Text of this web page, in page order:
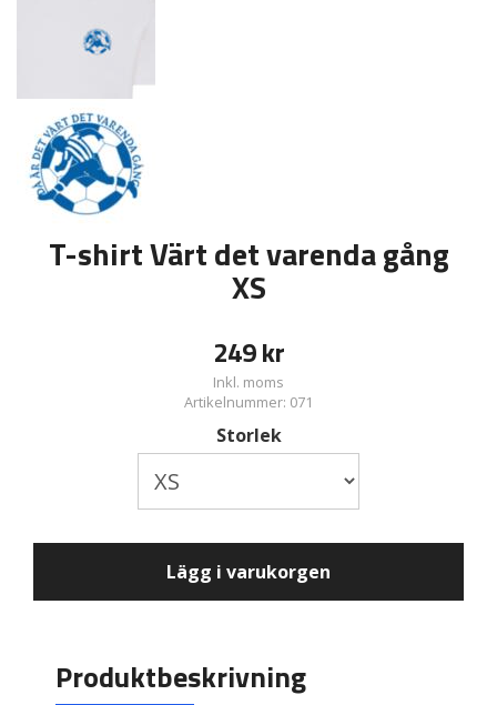
T-shirt Värt det varenda gång
XS
249kr
Inkl. moms
Artikelnummer: 071
Storlek
Lägg i varukorgen
Produktbeskrivning